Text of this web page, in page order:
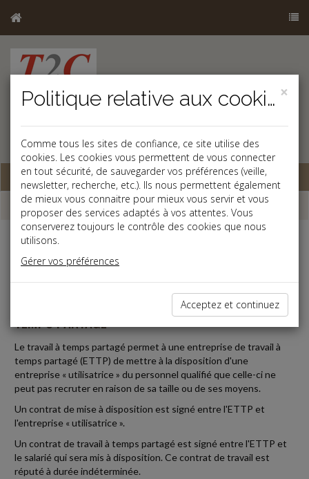
Base documentaire
Dépêches
Social
RESPECTER LE CADRE DU CONTRAT DE TRAVAIL À
TEMPS PARTAGÉ
Le travail à temps partagé permet à une entreprise de travail à
temps partagé (ETTP) de mettre à la disposition d'une
entreprise « utilisatrice » du personnel qualifié que celle-ci ne
peut pas recruter en raison de sa taille ou de ses moyens.
Un contrat de mise à disposition est signé entre l'ETTP et
l'entreprise « utilisatrice ».
Un contrat de travail à temps partagé est signé entre l'ETTP et
le salarié qui sera mis à disposition. Ce contrat de travail est
réputé à durée indéterminée.
×
Politique relative aux cookies
Comme tous les sites de confiance, ce site utilise des
cookies. Les cookies vous permettent de vous connecter
en tout sécurité, de sauvegarder vos préférences (veille,
newsletter, recherche, etc.). Ils nous permettent également
de mieux vous connaitre pour mieux vous servir et vous
proposer des services adaptés à vos attentes. Vous
conserverez toujours le contrôle des cookies que nous
utilisons.
Gérer vos préférences
Acceptez et continuez